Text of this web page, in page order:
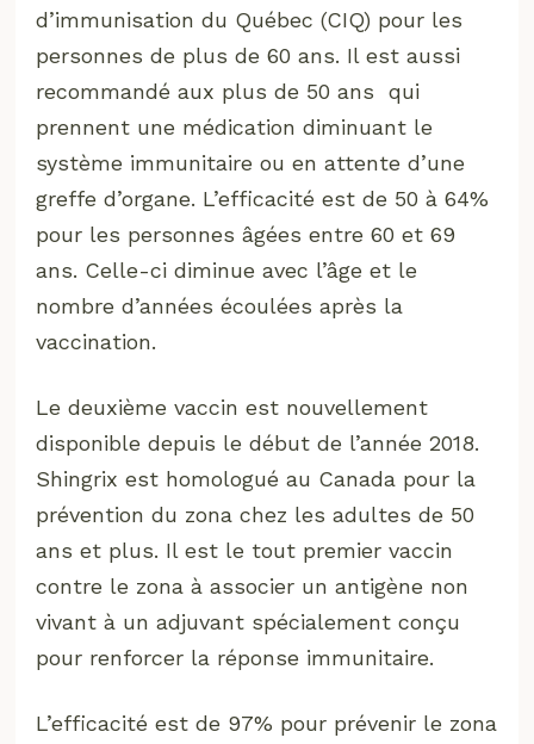
d’immunisation du Québec (CIQ) pour les
personnes de plus de 60 ans. Il est aussi
recommandé aux plus de 50 ans qui
prennent une médication diminuant le
système immunitaire ou en attente d’une
greffe d’organe. L’efficacité est de 50 à 64%
pour les personnes âgées entre 60 et 69
ans. Celle-ci diminue avec l’âge et le
nombre d’années écoulées après la
vaccination.
Le deuxième vaccin est nouvellement
disponible depuis le début de l’année 2018.
Shingrix est homologué au Canada pour la
prévention du zona chez les adultes de 50
ans et plus. Il est le tout premier vaccin
contre le zona à associer un antigène non
vivant à un adjuvant spécialement conçu
pour renforcer la réponse immunitaire.
L’efficacité est de 97% pour prévenir le zona